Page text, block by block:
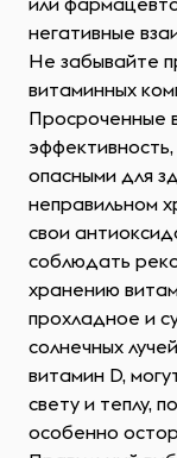
негативные
Не забывайте
витаминных
Просроченные
опасными для
неправильном
свои
соблюдать
хранению
прохладное и
солнечных
витамин D,
свету и теплу,
особенно